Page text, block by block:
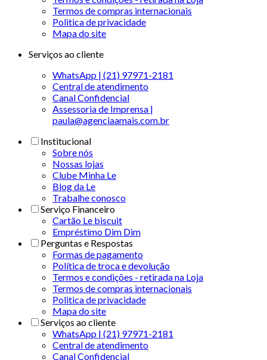
Termos de compras internacionais
Politica de privacidade
Mapa do site
Serviços ao cliente
WhatsApp | (21) 97971-2181
Central de atendimento
Canal Confidencial
Assessoria de Imprensa |
paula@agenciaamais.com.br
Institucional
Sobre nós
Nossas lojas
Clube Minha Le
Blog da Le
Trabalhe conosco
Serviço Financeiro
Cartão Le biscuit
Empréstimo Dim Dim
Perguntas e Respostas
Formas de pagamento
Política de troca e devolução
Termos e condições - retirada na Loja
Termos de compras internacionais
Politica de privacidade
Mapa do site
Serviços ao cliente
WhatsApp | (21) 97971-2181
Central de atendimento
Canal Confidencial